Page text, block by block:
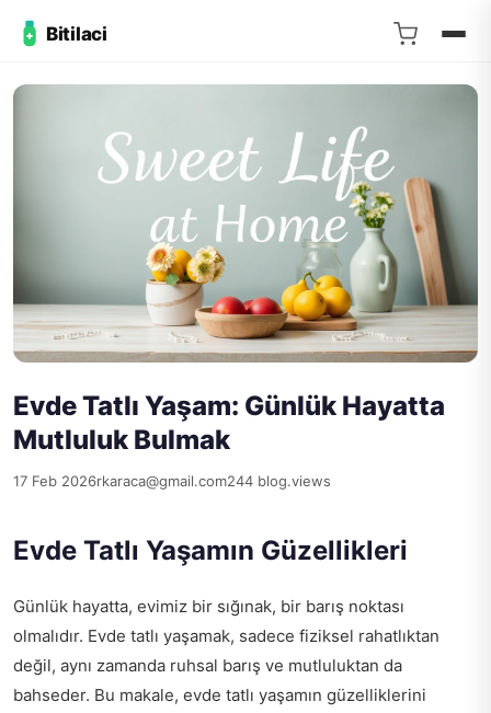
Bitilaci
Evde Tatlı Yaşam: Günlük Hayatta
Mutluluk Bulmak
17 Feb 2026rkaraca@gmail.com244 blog.views
Evde Tatlı Yaşamın Güzellikleri
Günlük hayatta, evimiz bir sığınak, bir barış noktası
olmalıdır. Evde tatlı yaşamak, sadece fiziksel rahatlıktan
değil, aynı zamanda ruhsal barış ve mutluluktan da
bahseder. Bu makale, evde tatlı yaşamın güzelliklerini